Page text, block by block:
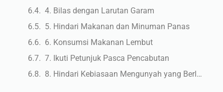
4. Bilas dengan Larutan Garam
5. Hindari Makanan dan Minuman Panas
6. Konsumsi Makanan Lembut
7. Ikuti Petunjuk Pasca Pencabutan
8. Hindari Kebiasaan Mengunyah yang Berlebihan